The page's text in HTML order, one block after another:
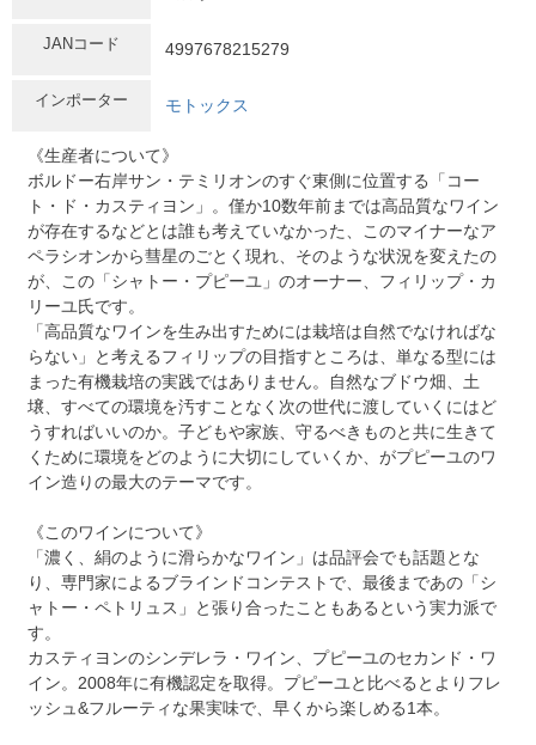
JANコード 4997678215279
インポーター モトックス
《生産者について》
ボルドー右岸サン・テミリオンのすぐ東側に位置する「コー
ト・ド・カスティヨン」。僅か10数年前までは高品質なワイン
が存在するなどとは誰も考えていなかった、このマイナーなア
ペラシオンから彗星のごとく現れ、そのような状況を変えたの
が、この「シャトー・プピーユ」のオーナー、フィリップ・カ
リーユ氏です。
「高品質なワインを生み出すためには栽培は自然でなければな
らない」と考えるフィリップの目指すところは、単なる型には
まった有機栽培の実践ではありません。自然なブドウ畑、土
壌、すべての環境を汚すことなく次の世代に渡していくにはど
うすればいいのか。子どもや家族、守るべきものと共に生きて
くために環境をどのように大切にしていくか、がプピーユのワ
イン造りの最大のテーマです。
《このワインについて》
「濃く、絹のように滑らかなワイン」は品評会でも話題とな
り、専門家によるブラインドコンテストで、最後まであの「シ
ャトー・ペトリュス」と張り合ったこともあるという実力派で
す。
カスティヨンのシンデレラ・ワイン、プピーユのセカンド・ワ
イン。2008年に有機認定を取得。プピーユと比べるとよりフレ
ッシュ&フルーティな果実味で、早くから楽しめる1本。